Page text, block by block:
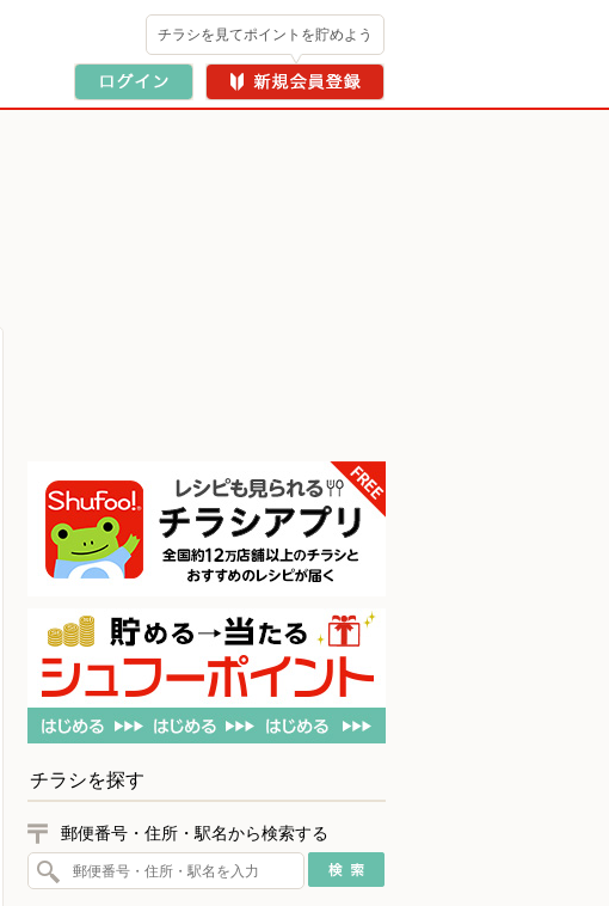
チラシを見てポイントを貯めよう
チラシを探す
郵便番号・住所・駅名から検索する